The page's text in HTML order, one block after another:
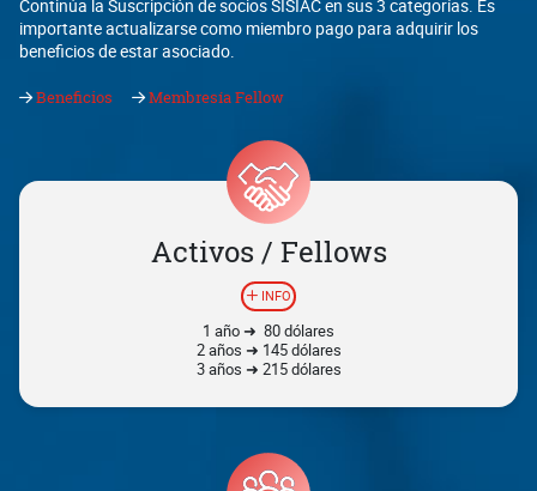
Continúa la Suscripción de socios SISIAC en sus 3 categorías. Es
importante actualizarse como miembro pago para adquirir los
beneficios de estar asociado.
Beneficios Membresía Fellow
Activos / Fellows
INFO
1 año ➜ 80 dólares
2 años ➜ 145 dólares
3 años ➜ 215 dólares